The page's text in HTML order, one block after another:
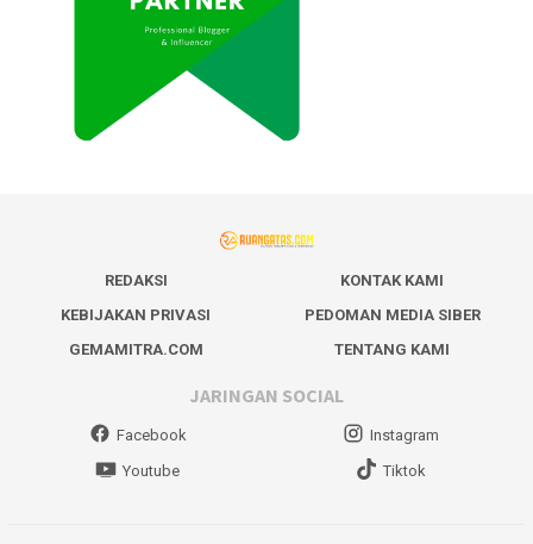
REDAKSI
KONTAK KAMI
KEBIJAKAN PRIVASI
PEDOMAN MEDIA SIBER
GEMAMITRA.COM
TENTANG KAMI
JARINGAN SOCIAL
Facebook
Instagram
Youtube
Tiktok